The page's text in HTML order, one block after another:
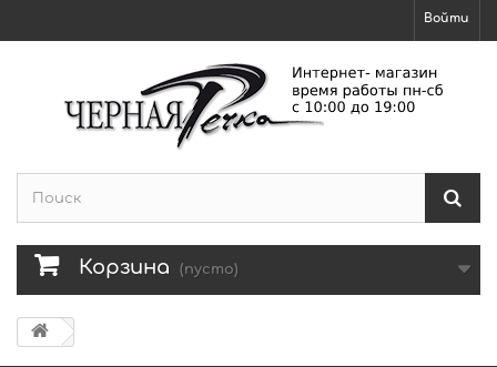
Войти
Корзина (пусто)